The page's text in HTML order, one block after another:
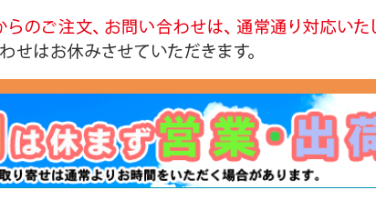
イントロック
りに使う
ファイバーフックス)
・材料
済み木材UROCO
反射・蓄光・フェルトテープ
接着剤
ゴムロープ・ゴムバンド
ビス・サブパーツ
ソーホースブラケット
テーブル脚
石膏ボード用アンカー
棚柱
ート
ジョイントロック
水回りに使う